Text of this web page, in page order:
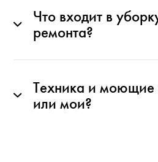
Что входит в
ремонта?
Техника и моющие
или мои?